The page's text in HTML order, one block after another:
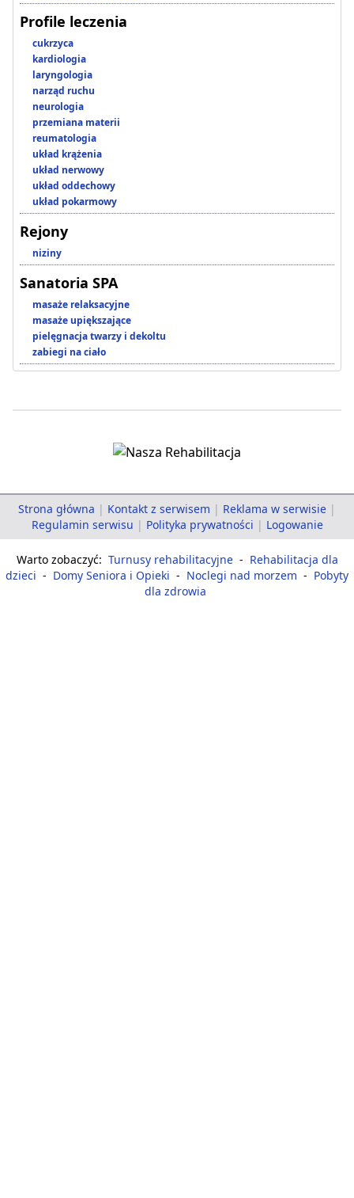
Profile leczenia
cukrzyca
kardiologia
laryngologia
narząd ruchu
neurologia
przemiana materii
reumatologia
układ krążenia
układ nerwowy
układ oddechowy
układ pokarmowy
Rejony
niziny
Sanatoria SPA
masaże relaksacyjne
masaże upiększające
pielęgnacja twarzy i dekoltu
zabiegi na ciało
Strona główna | Kontakt z serwisem | Reklama w serwisie |
Regulamin serwisu | Polityka prywatności | Logowanie
Warto zobaczyć: Turnusy rehabilitacyjne - Rehabilitacja dla
dzieci - Domy Seniora i Opieki - Noclegi nad morzem - Pobyty
dla zdrowia